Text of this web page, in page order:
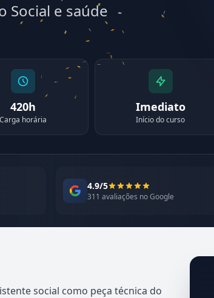
Social e saúde
420h
Carga horária
Imediato
Início do curso
4.9/5
311 avaliações no Google
social como peça técnica do